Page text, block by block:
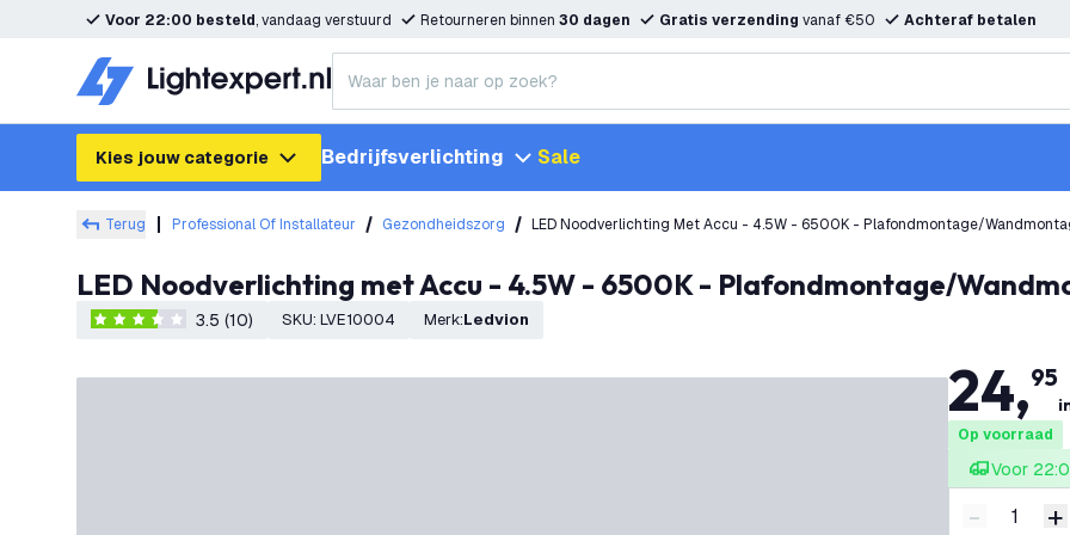
Voor 22:00 besteld, vandaag verstuurd Retourneren binnen 30 dagen Gratis verzending vanaf €50 Achteraf betalen
Kies jouw categorie Bedrijfsverlichting Sale
Terug Professional Of Installateur Gezondheidszorg LED Noodverlichting Met Accu - 4.5W - 6500K - Plafondmontage/
LED Noodverlichting met Accu - 4.5W - 6500K - Plafondmontage/
3.5 score sterren3.5 (10) SKU: LVE10004 Merk: Ledvion
24,95
Op voorraad
Voor
Verminder
- +